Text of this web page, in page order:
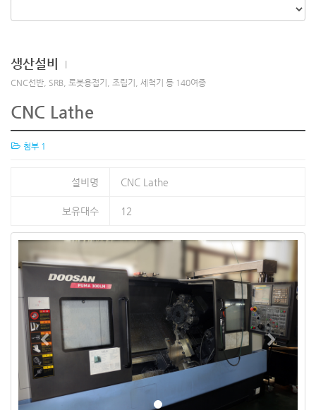
생산설비
CNC선반, SRB, 로봇용접기, 조립기, 세척기 등 140여종
CNC Lathe
첨부 1
설비명 CNC Lathe
보유대수 12